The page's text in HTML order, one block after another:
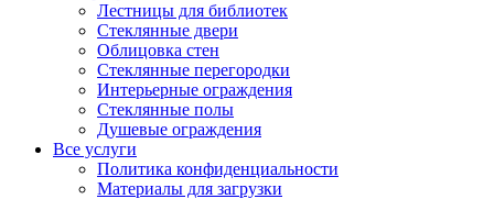
Лестницы для библиотек
Стеклянные двери
Облицовка стен
Стеклянные перегородки
Интерьерные ограждения
Стеклянные полы
Душевые ограждения
Все услуги
Политика конфиденциальности
Материалы для загрузки